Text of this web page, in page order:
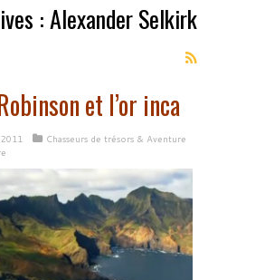
:Alexander Selkirk
et l’or inca
Chasseurs de trésors & Aventure